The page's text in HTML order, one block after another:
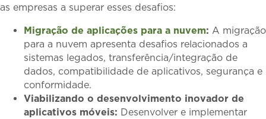
as empresas a superar esses desafios:
Migração de aplicações para a nuvem: A migração
para a nuvem apresenta desafios relacionados a
sistemas legados, transferência/integração de
dados, compatibilidade de aplicativos, segurança e
conformidade.
Viabilizando o desenvolvimento inovador de
aplicativos móveis: Desenvolver e implementar